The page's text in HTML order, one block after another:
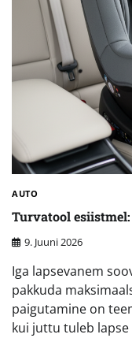
AUTO
Turvatool
9. Juuni 2026
Iga lapsevanem
pakkuda
paigutamine on
kui juttu tuleb